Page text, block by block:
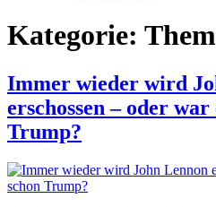
Kategorie:
Immer wieder wird
erschossen – oder
Trump?